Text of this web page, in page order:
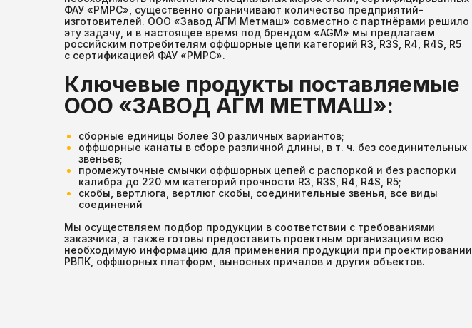
ФАУ «РМРС», существенно ограничивают количество предприятий-
изготовителей. ООО «Завод АГМ Метмаш» совместно с партнёрами решило
эту задачу, и в настоящее время под брендом «AGM» мы предлагаем
российским потребителям оффшорные цепи категорий R3, R3S, R4, R4S, R5
с сертификацией ФАУ «РМРС».
сборные единицы более 30 различных вариантов;
оффшорные канаты в сборе различной длины, в т. ч. без соединительных
звеньев;
промежуточные смычки оффшорных цепей с распоркой и без распорки
калибра до 220 мм категорий прочности R3, R3S, R4, R4S, R5;
скобы, вертлюга, вертлюг скобы, соединительные звенья, все виды
соединений
Мы осуществляем подбор продукции в соответствии с требованиями
заказчика, а также готовы предоставить проектным организациям всю
необходимую информацию для применения продукции при проектировании
РВПК, оффшорных платформ, выносных причалов и других объектов.
Ключевые продукты поставляемые
ООО «ЗАВОД АГМ МЕТМАШ»: